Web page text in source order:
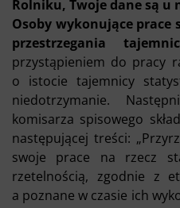
Rolniku, Twoje dane są u
Osoby wykonujące prace
przestrzegania
przystąpieniem do pracy
o istocie tajemnicy
niedotrzymanie.
komisarza spisowego
następującej treści:
swoje prace na rzecz
rzetelnością, zgodnie z
a poznane w czasie ich